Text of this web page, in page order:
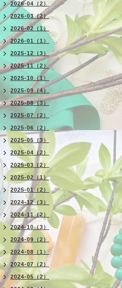
2026-04（2）
2026-03（2）
2026-02（1）
2026-01（1）
2025-12（3）
2025-11（2）
2025-10（1）
2025-09（4）
2025-08（3）
2025-07（2）
2025-06（2）
2025-05（3）
2025-04（2）
2025-03（2）
2025-02（1）
2025-01（2）
2024-12（3）
2024-11（2）
2024-10（3）
2024-09（2）
2024-08（1）
2024-07（2）
2024-05（2）